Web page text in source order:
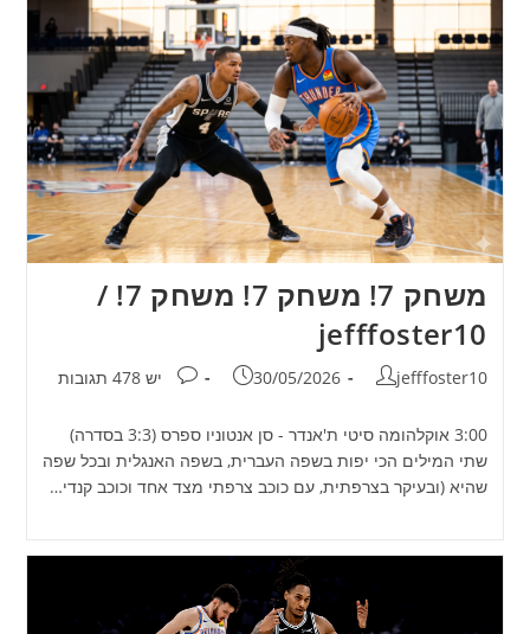
משחק 7! משחק 7! משחק 7! /
jefffoster10
מחבר:
jefffoster10 פורסם:
30/05/2026 תגובות:
יש 478 תגובות
3:00 אוקלהומה סיטי ת'אנדר - סן אנטוניו ספרס (3:3 בסדרה)
שתי המילים הכי יפות בשפה העברית, בשפה האנגלית ובכל שפה
שהיא (ובעיקר בצרפתית, עם כוכב צרפתי מצד אחד וכוכב קנדי…